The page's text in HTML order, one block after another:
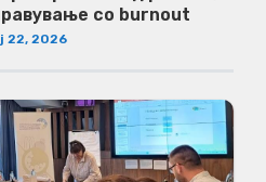
со burnout
22, 2026